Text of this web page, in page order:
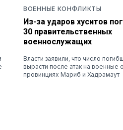
ВОЕННЫЕ КОНФЛИКТЫ
Из-за ударов хуситов
30 правительственных
военнослужащих
Власти заявили, что число
вырасти после атак на военные
провинциях Мариб и Хадрамаут